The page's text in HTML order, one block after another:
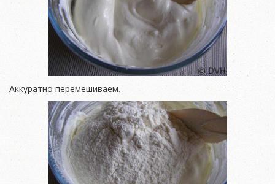
Аккуратно перемешиваем.